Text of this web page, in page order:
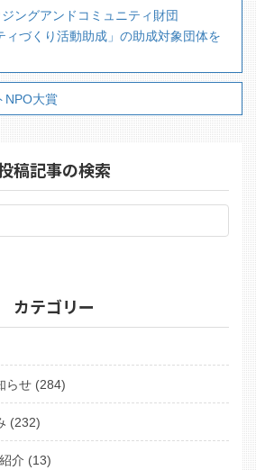
ングアンドコミュニティ財団
ィづくり活動助成」の助成対象団体を
NPO大賞
稿記事の検索
カテゴリー
らせ (284)
(232)
介 (13)